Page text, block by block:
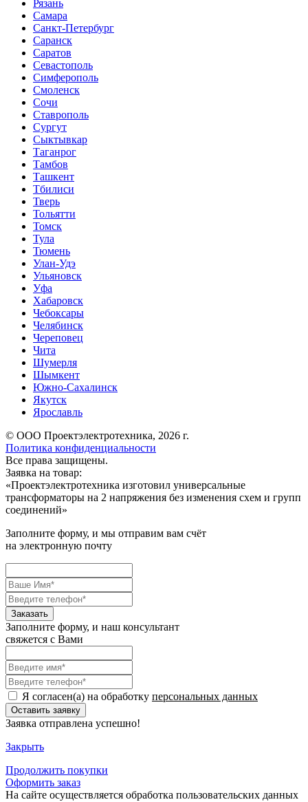
Рязань
Самара
Санкт-Петербург
Саранск
Саратов
Севастополь
Симферополь
Смоленск
Сочи
Ставрополь
Сургут
Сыктывкар
Таганрог
Тамбов
Ташкент
Тбилиси
Тверь
Тольятти
Томск
Тула
Тюмень
Улан-Удэ
Ульяновск
Уфа
Хабаровск
Чебоксары
Челябинск
Череповец
Чита
Шумерля
Шымкент
Южно-Сахалинск
Якутск
Ярославль
© ООО Проектэлектротехника, 2026 г.
Политика конфиденциальности
Все права защищены.
Заявка на товар:
«Проектэлектротехника изготовил универсальные
трансформаторы на 2 напряжения без изменения схем и групп
соединений»
Заполните форму, и мы отправим вам счёт
на электронную почту
Заполните форму, и наш консультант
свяжется с Вами
Я согласен(а) на обработку персональных данных
Заявка отправлена успешно!
Закрыть
Продолжить покупки
Оформить заказ
На сайте осуществляется обработка пользовательских данных